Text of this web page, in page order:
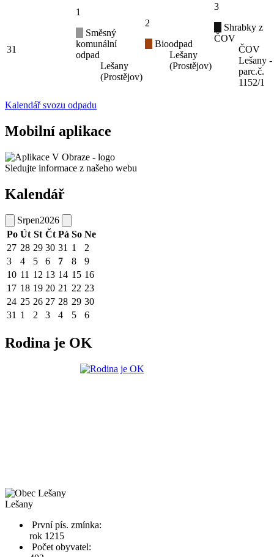
31
1
Směsný
komunální
odpad
Lešany
(Prostějov)
2
Bioodpad
Lešany
(Prostějov)
3
Shrabky z
ČOV
ČOV
Lešany -
parc.č.
1152/1
Kalendář svozu odpadu
Mobilní aplikace
Sledujte informace z našeho webu
Kalendář
Srpen2026
Po Út St Čt Pá So Ne
27 28 29 30 31 1
2
3
4 5 6 7 8
9
10 11 12 13 14 15 16
17 18 19 20 21 22 23
24 25 26 27 28 29 30
31 1 2 3 4 5 6
Rodina je OK
Lešany
První pís. zmínka:
rok 1215
Počet obyvatel: